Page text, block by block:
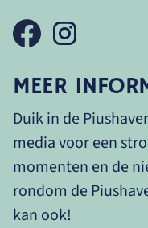
MEER
Duik in de
media voor een
momenten en de
rondom de
kan ook!